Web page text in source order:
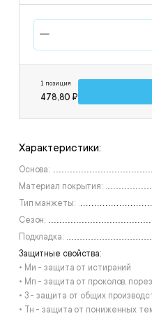
1 позиция
478,80 ₽
Характеристики:
Основа:
Материал покрытия:
Тип манжеты:
Сезон:
Подкладка:
Защитные свойства:
• Ми - защита от истираний
• Мп - защита от проколов,
• З - защита от общих
• Тн - защита от пониженных